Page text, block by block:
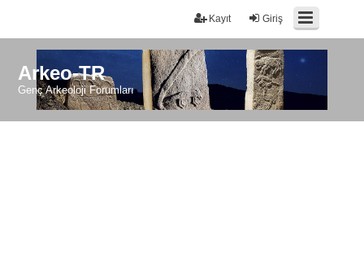
Giriş
Kayıt
Arkeo-TR
Genç Arkeoloji Forumları